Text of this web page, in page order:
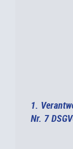
1.
Nr. 7